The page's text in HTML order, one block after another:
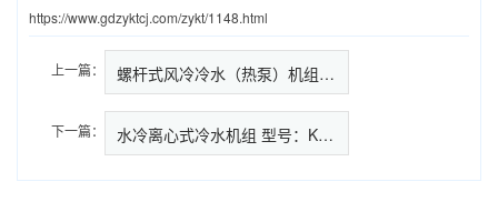
https://www.gdzyktcj.com/zykt/1148.html
上一篇： 螺杆式风冷冷水（热泵）机组 型号：KAS…
下一篇： 水冷离心式冷水机组 型号：KWL